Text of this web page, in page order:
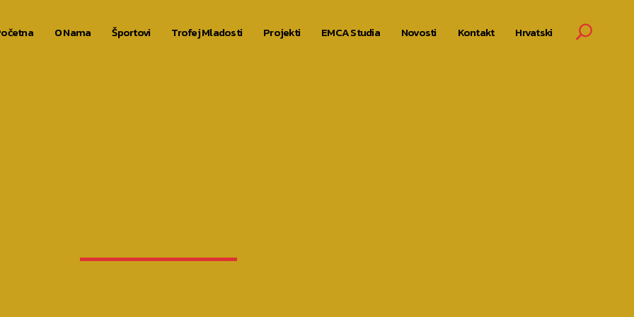
O Nama Športovi Trofej Mladosti Projekti EMCA Studia Novosti Kontakt Hrvatski